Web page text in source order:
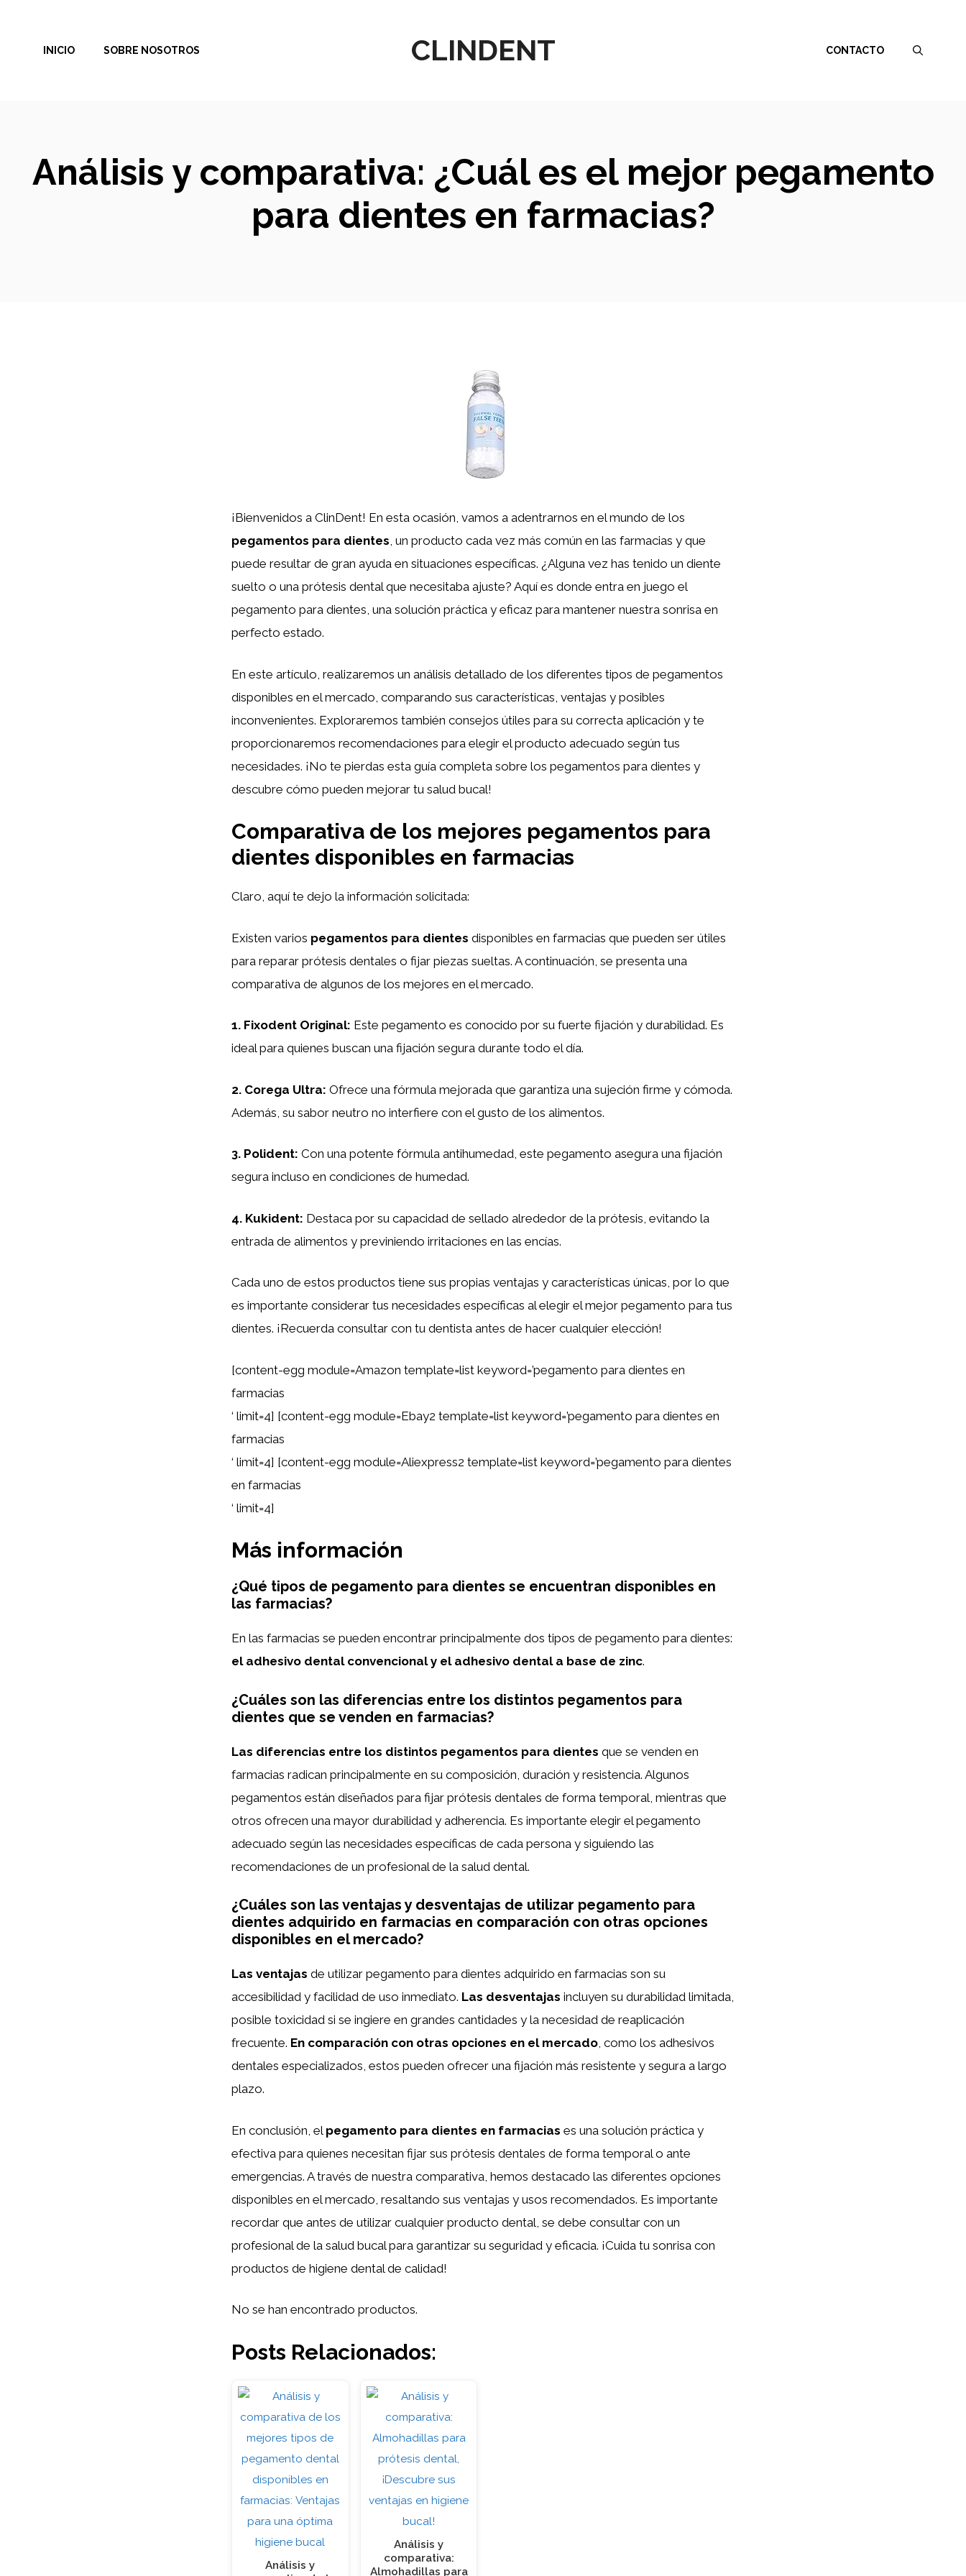
contenido
CLINDENT
INICIO SOBRE NOSOTROS CONTACTO
Análisis y comparativa: ¿Cuál es el mejor pegamento
para dientes en farmacias?
¡Bienvenidos a ClinDent! En esta ocasión, vamos a adentrarnos en el mundo de los
pegamentos para dientes, un producto cada vez más común en las farmacias y que
puede resultar de gran ayuda en situaciones específicas. ¿Alguna vez has tenido un diente
suelto o una prótesis dental que necesitaba ajuste? Aquí es donde entra en juego el
pegamento para dientes, una solución práctica y eficaz para mantener nuestra sonrisa en
perfecto estado.
En este artículo, realizaremos un análisis detallado de los diferentes tipos de pegamentos
disponibles en el mercado, comparando sus características, ventajas y posibles
inconvenientes. Exploraremos también consejos útiles para su correcta aplicación y te
proporcionaremos recomendaciones para elegir el producto adecuado según tus
necesidades. ¡No te pierdas esta guía completa sobre los pegamentos para dientes y
descubre cómo pueden mejorar tu salud bucal!
Comparativa de los mejores pegamentos para
dientes disponibles en farmacias
Claro, aquí te dejo la información solicitada:
Existen varios pegamentos para dientes disponibles en farmacias que pueden ser útiles
para reparar prótesis dentales o fijar piezas sueltas. A continuación, se presenta una
comparativa de algunos de los mejores en el mercado.
1. Fixodent Original: Este pegamento es conocido por su fuerte fijación y durabilidad. Es
ideal para quienes buscan una fijación segura durante todo el día.
2. Corega Ultra: Ofrece una fórmula mejorada que garantiza una sujeción firme y cómoda.
Además, su sabor neutro no interfiere con el gusto de los alimentos.
3. Polident: Con una potente fórmula antihumedad, este pegamento asegura una fijación
segura incluso en condiciones de humedad.
4. Kukident: Destaca por su capacidad de sellado alrededor de la prótesis, evitando la
entrada de alimentos y previniendo irritaciones en las encías.
Cada uno de estos productos tiene sus propias ventajas y características únicas, por lo que
es importante considerar tus necesidades específicas al elegir el mejor pegamento para tus
dientes. ¡Recuerda consultar con tu dentista antes de hacer cualquier elección!
[content-egg module=Amazon template=list keyword=’pegamento para dientes en
farmacias
‘ limit=4] [content-egg module=Ebay2 template=list keyword=’pegamento para dientes en
farmacias
‘ limit=4] [content-egg module=Aliexpress2 template=list keyword=’pegamento para dientes
en farmacias
‘ limit=4]
Más información
¿Qué tipos de pegamento para dientes se encuentran disponibles en
las farmacias?
En las farmacias se pueden encontrar principalmente dos tipos de pegamento para dientes:
el adhesivo dental convencional y el adhesivo dental a base de zinc.
¿Cuáles son las diferencias entre los distintos pegamentos para
dientes que se venden en farmacias?
Las diferencias entre los distintos pegamentos para dientes que se venden en
farmacias radican principalmente en su composición, duración y resistencia. Algunos
pegamentos están diseñados para fijar prótesis dentales de forma temporal, mientras que
otros ofrecen una mayor durabilidad y adherencia. Es importante elegir el pegamento
adecuado según las necesidades específicas de cada persona y siguiendo las
recomendaciones de un profesional de la salud dental.
¿Cuáles son las ventajas y desventajas de utilizar pegamento para
dientes adquirido en farmacias en comparación con otras opciones
disponibles en el mercado?
Las ventajas de utilizar pegamento para dientes adquirido en farmacias son su
accesibilidad y facilidad de uso inmediato. Las desventajas incluyen su durabilidad limitada,
posible toxicidad si se ingiere en grandes cantidades y la necesidad de reaplicación
frecuente. En comparación con otras opciones en el mercado, como los adhesivos
dentales especializados, estos pueden ofrecer una fijación más resistente y segura a largo
plazo.
En conclusión, el pegamento para dientes en farmacias es una solución práctica y
efectiva para quienes necesitan fijar sus prótesis dentales de forma temporal o ante
emergencias. A través de nuestra comparativa, hemos destacado las diferentes opciones
disponibles en el mercado, resaltando sus ventajas y usos recomendados. Es importante
recordar que antes de utilizar cualquier producto dental, se debe consultar con un
profesional de la salud bucal para garantizar su seguridad y eficacia. ¡Cuida tu sonrisa con
productos de higiene dental de calidad!
No se han encontrado productos.
Posts Relacionados:
Análisis y
Análisis y
comparativa:
Almohadillas para